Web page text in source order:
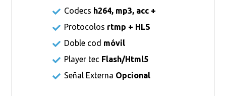
Codecs h264, mp3, acc +
Protocolos rtmp + HLS
Doble cod móvil
Player tec Flash/Html5
Señal Externa Opcional